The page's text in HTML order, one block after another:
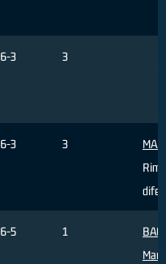
6-3 3
6-3 3
6-5 1